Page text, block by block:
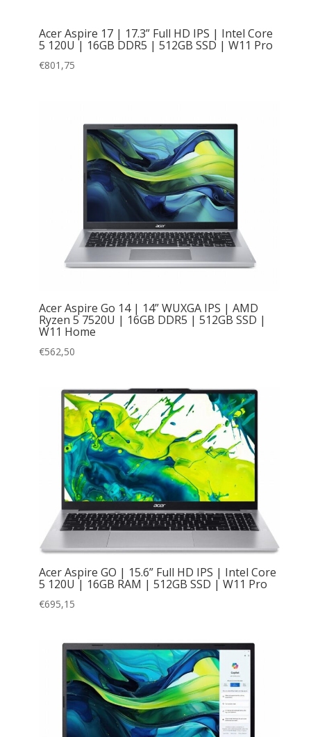
Acer Aspire 17 | 17.3” Full HD IPS | Intel Core
5 120U | 16GB DDR5 | 512GB SSD | W11 Pro
€801,75
Acer Aspire Go 14 | 14” WUXGA IPS | AMD
Ryzen 5 7520U | 16GB DDR5 | 512GB SSD |
W11 Home
€562,50
Acer Aspire GO | 15.6” Full HD IPS | Intel Core
5 120U | 16GB RAM | 512GB SSD | W11 Pro
€695,15